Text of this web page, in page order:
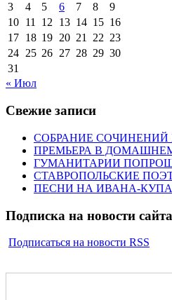
3
4 5 6 7 8
9
10 11 12 13 14 15 16
17 18 19 20 21 22 23
24 25 26 27 28 29 30
31
« Июл
Свежие записи
СОБРАНИЕ
ПРЕМЬЕРА В
ГУМАНИТАРИИ
СТАВРОПОЛЬСКИЕ
ПЕСНИ НА ИВАНА-
Подписка на новости сайта
Подписаться на новости RSS